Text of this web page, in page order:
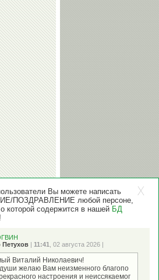
Вы можете написать
ПОЗДРАВЛЕНИЕ любой персоне,
которой содержится в нашей БД
!
Петухов | 11:41 , 02 августа 2026 |
Виталий Николаевич!
желаю Вам неизменного благопо
настроения и неиссякаемог